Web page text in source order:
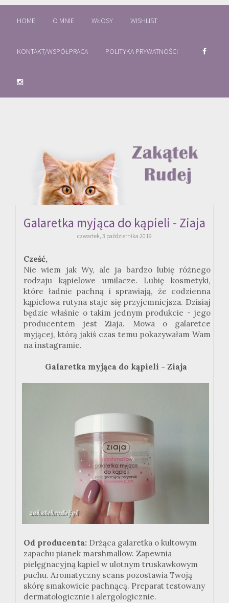
HOME O MNIE WŁOSY WISHLIST
KONTAKT/WSPÓŁPRACA POLITYKA PRYWATNOŚCI
Galaretka myjąca do kąpieli - Ziaja
czwartek, 3 października 2019
Cześć,
Nie wiem jak Wy, ale ja bardzo lubię różnego
rodzaju kąpielowe umilacze. Lubię kosmetyki,
które ładnie pachną i sprawiają, że codzienna
kąpielowa rutyna staje się przyjemniejsza. Dzisiaj
będzie właśnie o takim jednym produkcie - jego
producentem jest Ziaja. Mowa o galaretce
myjącej, którą jakiś czas temu pokazywałam Wam
na instagramie.
Galaretka myjąca do kąpieli - Ziaja
Od producenta: Drżąca galaretka o kultowym
zapachu pianek marshmallow. Zapewnia
pielęgnacyjną kąpiel w ulotnym truskawkowym
puchu. Aromatyczny seans pozostawia Twoją
skórę smakowicie pachnącą. Preparat testowany
dermatologicznie i alergologicznie.